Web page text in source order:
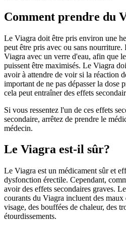
Comment prendre du
Le Viagra doit être pris environ une
peut être pris avec ou sans
Viagra avec un verre d'eau, afin que
puissent être maximisés. Le Viagra
avoir à attendre de voir si la réaction
important de ne pas dépasser la dose
cela peut entraîner des effets
Si vous ressentez l'un de ces effets
secondaire, arrêtez de prendre le
médecin.
Le Viagra est-il sûr?
Le Viagra est un médicament sûr et
dysfonction érectile. Cependant,
avoir des effets secondaires graves.
courants du Viagra incluent des maux
visage, des bouffées de chaleur, des
étourdissements.